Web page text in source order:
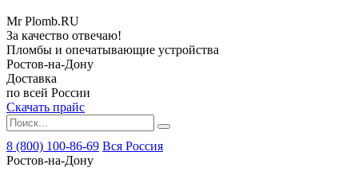
MrPlomb.RU
За качество отвечаю!
Пломбы и опечатывающие устройства
Ростов-на-Дону
Доставка
по всей России
Скачать прайс
8 (800) 100-86-69 Вся Россия
Ростов-на-Дону